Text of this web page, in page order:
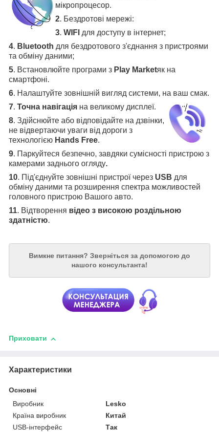
мікропроцесор.
2. Бездротові мережі:
3. WIFI для доступу в інтернет;
4. Bluetooth для бездротового з'єднання з пристроями
та обміну даними;
5. Встановлюйте програми з Play Marketяк на
смартфоні.
6. Налаштуйте зовнішній вигляд системи, на ваш смак.
7. Точна навігація на великому дисплеї.
8. Здійснюйте або відповідайте на дзвінки,
не відвертаючи уваги від дороги з
технологією Hands Free.
9. Паркуйтеся безпечно, завдяки сумісності пристрою з
камерами заднього огляду.
10. Під'єднуйте зовнішні пристрої через USB для
обміну даними та розширення спектра можливостей
головного пристрою Вашого авто.
11. Відтворення відео з високою роздільною
здатністю.
Вимкне питання? Зверніться за допомогою до
нашого консультанта!
Приховати
Характеристики
Основні
Виробник
Lesko
Країна виробник
Китай
USB-інтерфейс
Так